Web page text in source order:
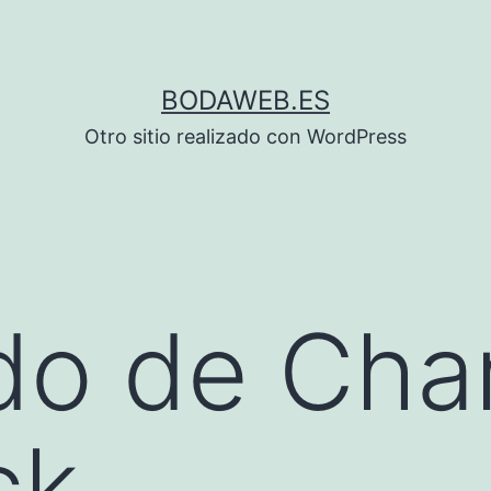
BODAWEB.ES
Otro sitio realizado con WordPress
de